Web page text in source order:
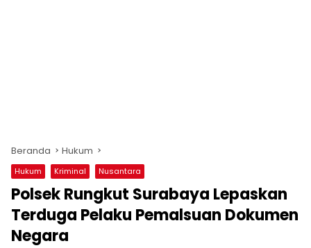
Beranda Hukum
Hukum Kriminal Nusantara
Polsek Rungkut Surabaya Lepaskan
Terduga Pelaku Pemalsuan Dokumen
Negara